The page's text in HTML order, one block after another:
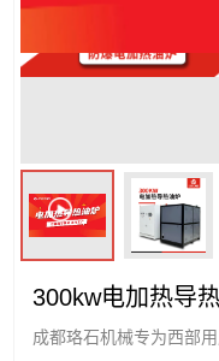
300kw电加热导
成都珞石机械专为西部